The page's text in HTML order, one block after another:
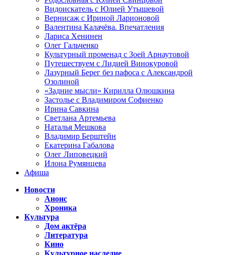
Видоискатель с Юлией Утышевой
Вернисаж с Ириной Ларионовой
Валентина Калачёва. Впечатления
Лариса Хенинен
Олег Гальченко
Культурный променад с Зоей Арнаутовой
Путешествуем с Лидией Винокуровой
Лазурный Берег без пафоса с Александрой
Озолиной
«Задние мысли» Кирилла Олюшкина
Застолье с Владимиром Софиенко
Ирина Савкина
Светлана Артемьева
Наталья Мешкова
Владимир Берштейн
Екатерина Габалова
Олег Липовецкий
Илона Румянцева
Афиша
Новости
Анонс
Хроника
Культура
Дом актёра
Литература
Кино